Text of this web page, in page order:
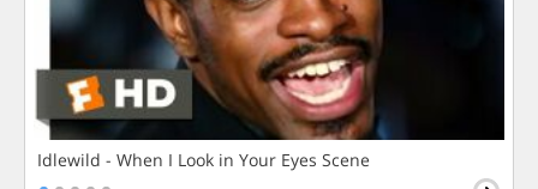
Idlewild - When I Look in Your Eyes Scene